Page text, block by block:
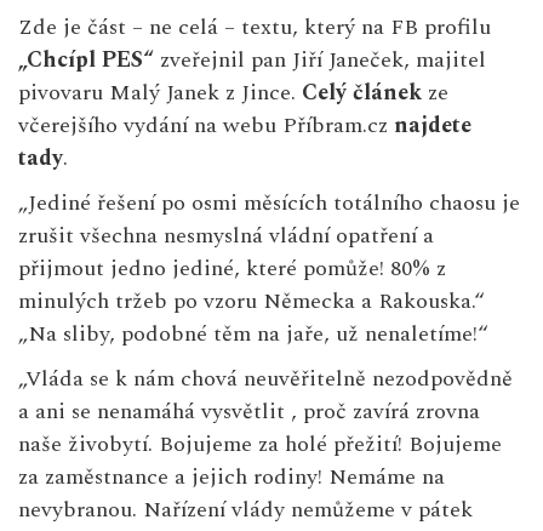
Zde je část – ne celá – textu, který na FB profilu
„Chcípl PES“ zveřejnil pan Jiří Janeček, majitel
pivovaru Malý Janek z Jince. Celý článek ze
včerejšího vydání na webu Příbram.cz najdete
tady.
„Jediné řešení po osmi měsících totálního chaosu je
zrušit všechna nesmyslná vládní opatření a
přijmout jedno jediné, které pomůže! 80% z
minulých tržeb po vzoru Německa a Rakouska.“
„Na sliby, podobné těm na jaře, už nenaletíme!“
„Vláda se k nám chová neuvěřitelně nezodpovědně
a ani se nenamáhá vysvětlit , proč zavírá zrovna
naše živobytí. Bojujeme za holé přežití! Bojujeme
za zaměstnance a jejich rodiny! Nemáme na
nevybranou. Nařízení vlády nemůžeme v pátek